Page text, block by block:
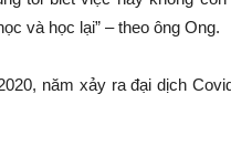
và học lại” – theo ông Ong.
năm xảy ra đại dịch